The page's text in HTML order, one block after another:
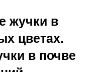
жучки в
цветах.
в почве